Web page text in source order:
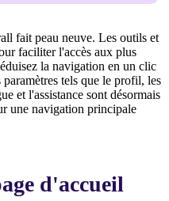
fait peau neuve. Les outils et
faciliter l'accès aux plus
la navigation en un clic
tels que le profil, les
et l'assistance sont désormais
une navigation principale
d'accueil